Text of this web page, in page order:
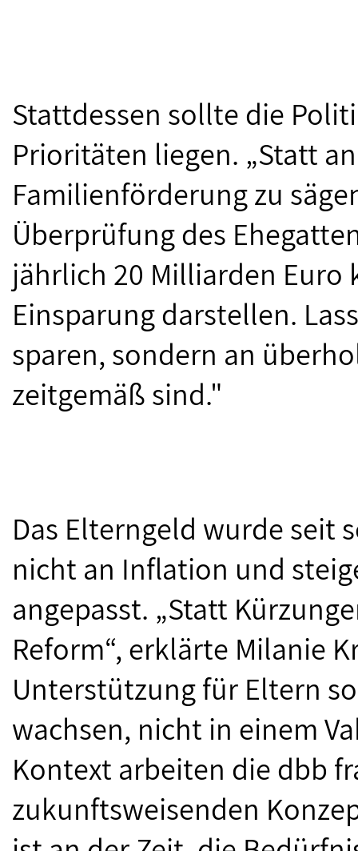
Stattdessen sollte die
Prioritäten liegen. „Statt
Familienförderung zu
Überprüfung des
jährlich 20 Milliarden
Einsparung darstellen.
sparen, sondern an
zeitgemäß sind."
Das Elterngeld wurde seit
nicht an Inflation und
angepasst. „Statt
Reform“, erklärte Milanie
Unterstützung für Eltern
wachsen, nicht in einem
Kontext arbeiten die dbb
zukunftsweisenden